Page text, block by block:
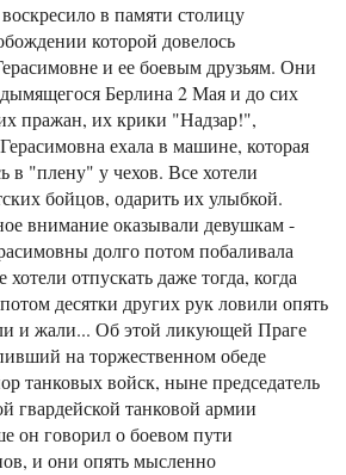
в памяти столицу
которой довелось
и ее боевым друзьям. Они
Берлина 2 Мая и до сих
пражан, их крики "Надзар!",
ехала в машине, которая
в "плену" у чехов. Все хотели
бойцов, одарить их улыбкой.
внимание оказывали девушкам -
долго потом побаливала
хотели отпускать даже тогда, когда
десятки других рук ловили опять
и жали... Об этой ликующей Праге
на торжественном обеде
танковых войск, ныне председатель
гвардейской танковой армии
он говорил о боевом пути
и они опять мысленно